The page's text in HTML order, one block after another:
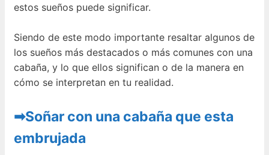
estos sueños puede significar.
Siendo de este modo importante resaltar algunos de
los sueños más destacados o más comunes con una
cabaña, y lo que ellos significan o de la manera en
cómo se interpretan en tu realidad.
➡Soñar con una cabaña que esta
embrujada